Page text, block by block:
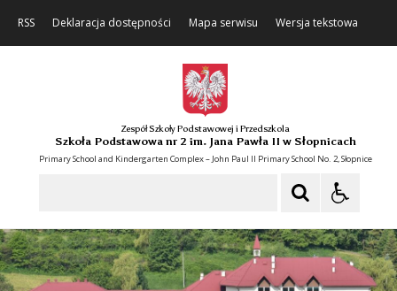
RSS Deklaracja dostępności Mapa serwisu Wersja tekstowa
Zespół Szkoły Podstawowej i Przedszkola
Szkoła Podstawowa nr 2 im. Jana Pawła II w Słopnicach
Primary School and Kindergarten Complex – John Paul II Primary School No. 2, Słopnice